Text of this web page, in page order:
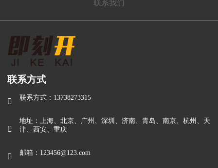
联系我们
联系方式
 联系方式：13738273315

地址：上海、北京、广州、深圳、济南、青岛、南京、杭州、天
津、西安、重庆
 邮箱：123456@123.com